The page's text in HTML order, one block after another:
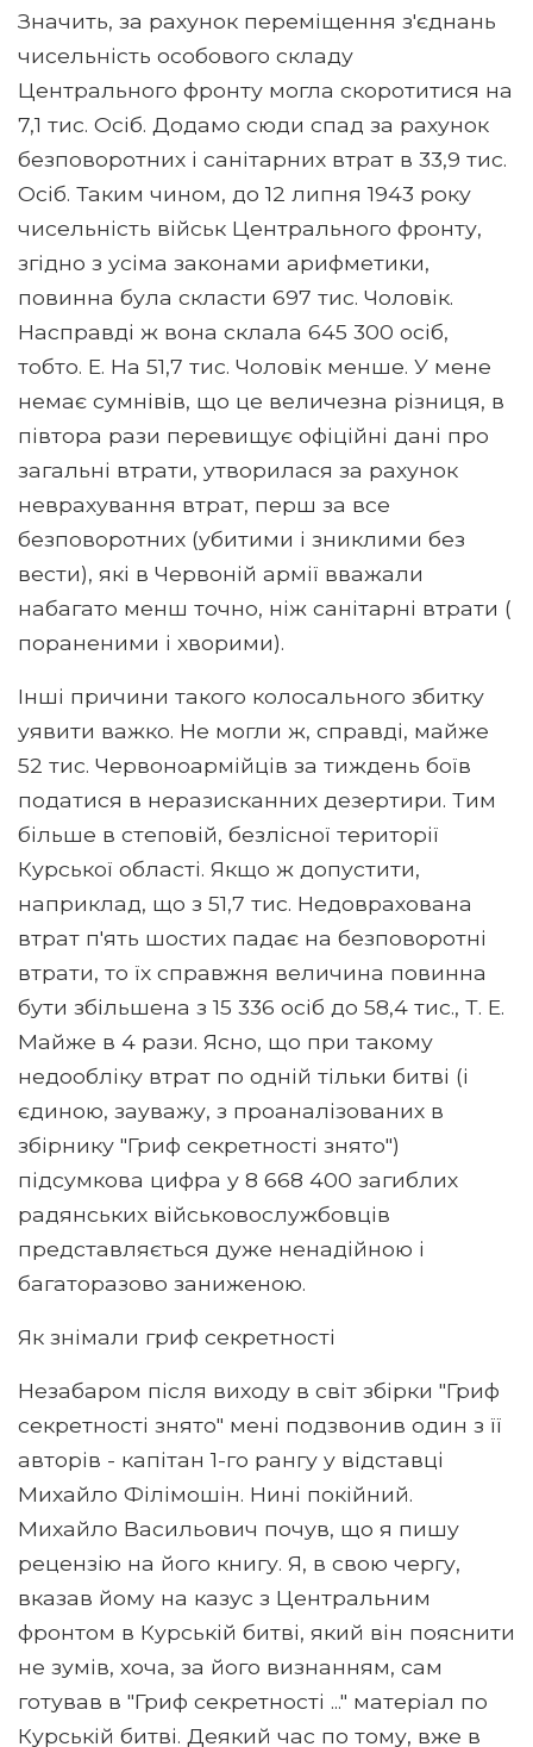
Значить, за рахунок переміщення з'єднань
чисельність особового складу
Центрального фронту могла скоротитися на
7,1 тис. Осіб. Додамо сюди спад за рахунок
безповоротних і санітарних втрат в 33,9 тис.
Осіб. Таким чином, до 12 липня 1943 року
чисельність військ Центрального фронту,
згідно з усіма законами арифметики,
повинна була скласти 697 тис. Чоловік.
Насправді ж вона склала 645 300 осіб,
тобто. Е. На 51,7 тис. Чоловік менше. У мене
немає сумнівів, що це величезна різниця, в
півтора рази перевищує офіційні дані про
загальні втрати, утворилася за рахунок
неврахування втрат, перш за все
безповоротних (убитими і зниклими без
вести), які в Червоній армії вважали
набагато менш точно, ніж санітарні втрати (
пораненими і хворими).
Інші причини такого колосального збитку
уявити важко. Не могли ж, справді, майже
52 тис. Червоноармійців за тиждень боїв
податися в неразисканних дезертири. Тим
більше в степовій, безлісної території
Курської області. Якщо ж допустити,
наприклад, що з 51,7 тис. Недоврахована
втрат п'ять шостих падає на безповоротні
втрати, то їх справжня величина повинна
бути збільшена з 15 336 осіб до 58,4 тис., Т. Е.
Майже в 4 рази. Ясно, що при такому
недообліку втрат по одній тільки битві (і
єдиною, зауважу, з проаналізованих в
збірнику "Гриф секретності знято")
підсумкова цифра у 8 668 400 загиблих
радянських військовослужбовців
представляється дуже ненадійною і
багаторазово заниженою.
Як знімали гриф секретності
Незабаром після виходу в світ збірки "Гриф
секретності знято" мені подзвонив один з її
авторів - капітан 1-го рангу у відставці
Михайло Філімошін. Нині покійний.
Михайло Васильович почув, що я пишу
рецензію на його книгу. Я, в свою чергу,
вказав йому на казус з Центральним
фронтом в Курській битві, який він пояснити
не зумів, хоча, за його визнанням, сам
готував в "Гриф секретності ..." матеріал по
Курській битві. Деякий час по тому, вже в